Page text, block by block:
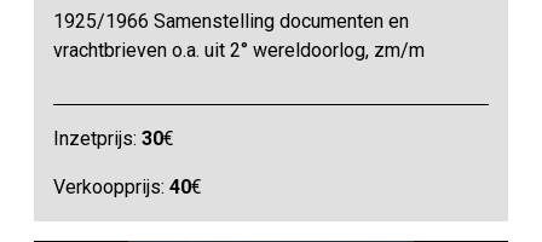
1925/1966 Samenstelling documenten en
vrachtbrieven o.a. uit 2° wereldoorlog, zm/m
Inzetprijs:30€
Verkoopprijs:40€